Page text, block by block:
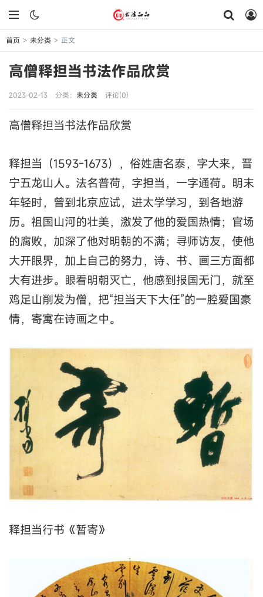
首页 > 未分类 > 正文
高僧释担当书法作品欣赏
2023-02-13 分类： 未分类 评论(0)
高僧释担当书法作品欣赏
释担当（1593-1673），俗姓唐名泰，字大来，晋
宁五龙山人。法名普荷，字担当，一字通荷。明末
年轻时，曾到北京应试，进太学学习，到各地游
历。祖国山河的壮美，激发了他的爱国热情；官场
的腐败，加深了他对明朝的不满；寻师访友，使他
大开眼界，加上自己的努力，诗、书、画三方面都
大有进步。眼看明朝灭亡，他感到报国无门，就至
鸡足山削发为僧，把“担当天下大任”的一腔爱国豪
情，寄寓在诗画之中。
释担当行书《暂寄》